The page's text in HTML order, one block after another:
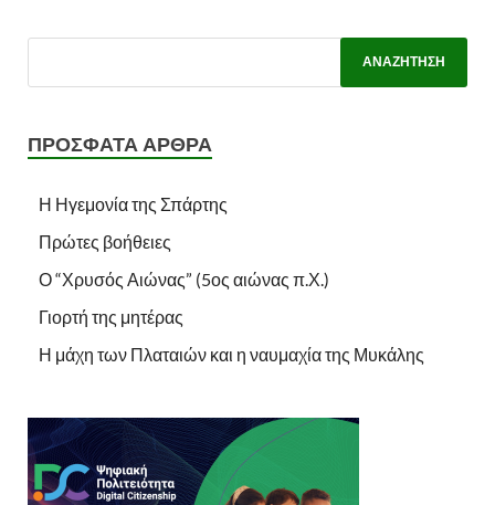
ΠΡΌΣΦΑΤΑ ΆΡΘΡΑ
Η Ηγεμονία της Σπάρτης
Πρώτες βοήθειες
Ο “Χρυσός Αιώνας” (5ος αιώνας π.Χ.)
Γιορτή της μητέρας
Η μάχη των Πλαταιών και η ναυμαχία της Μυκάλης